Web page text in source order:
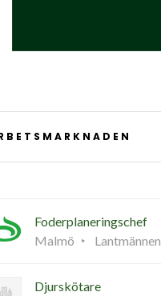
Foderplaneringschef
Malmö
Lantmännen
Djurskötare